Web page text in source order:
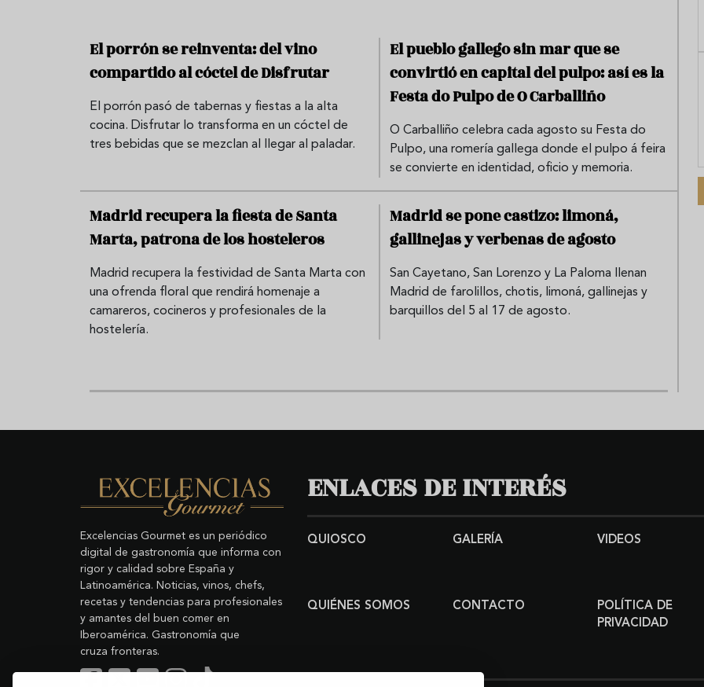
El porrón se reinventa: del vino
compartido al cóctel de Disfrutar
El porrón pasó de tabernas y fiestas a la alta
cocina. Disfrutar lo transforma en un cóctel de
tres bebidas que se mezclan al llegar al paladar.
El pueblo gallego sin mar que se
convirtió en capital del pulpo: así es la
Festa do Pulpo de O Carballiño
O Carballiño celebra cada agosto su Festa do
Pulpo, una romería gallega donde el pulpo á feira
se convierte en identidad, oficio y memoria.
Madrid recupera la fiesta de Santa
Marta, patrona de los hosteleros
Madrid recupera la festividad de Santa Marta con
una ofrenda floral que rendirá homenaje a
camareros, cocineros y profesionales de la
hostelería.
Madrid se pone castizo: limoná,
gallinejas y verbenas de agosto
San Cayetano, San Lorenzo y La Paloma llenan
Madrid de farolillos, chotis, limoná, gallinejas y
barquillos del 5 al 17 de agosto.
Excelencias Gourmet es un periódico
digital de gastronomía que informa con
rigor y calidad sobre España y
Latinoamérica. Noticias, vinos, chefs,
recetas y tendencias para profesionales
y amantes del buen comer en
Iberoamérica. Gastronomía que
cruza fronteras.
ENLACES DE INTERÉS
QUIOSCO GALERÍA VIDEOS
QUIÉNES SOMOS CONTACTO
POLÍTICA DE
PRIVACIDAD